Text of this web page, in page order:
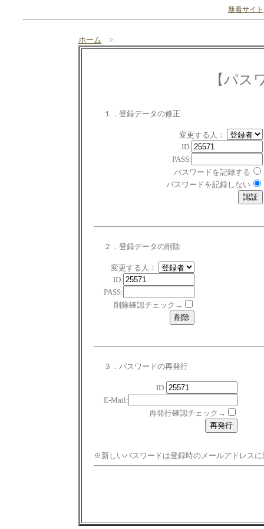
新着サイト
ホーム >
【パス
１．登録データの修正
変更する人：
ID:
PASS:
パスワードを記録する
パスワードを記録しない
２．登録データの削除
変更する人：
ID:
PASS:
削除確認チェック→
３．パスワードの再発行
ID:
E-Mail:
再発行確認チェック→
※新しいパスワードは登録時のメールアドレスに